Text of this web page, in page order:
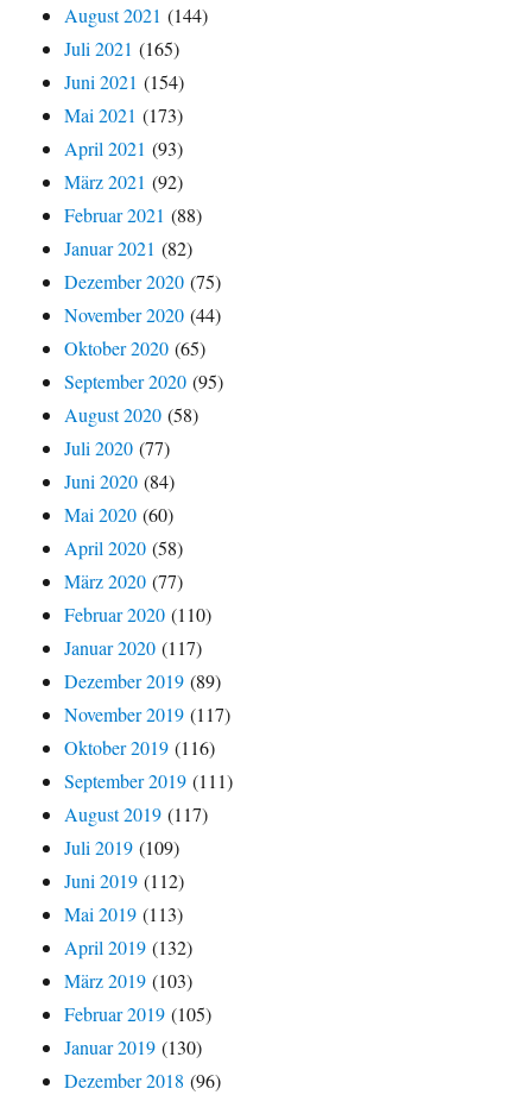
August 2021 (144)
Juli 2021 (165)
Juni 2021 (154)
Mai 2021 (173)
April 2021 (93)
März 2021 (92)
Februar 2021 (88)
Januar 2021 (82)
Dezember 2020 (75)
November 2020 (44)
Oktober 2020 (65)
September 2020 (95)
August 2020 (58)
Juli 2020 (77)
Juni 2020 (84)
Mai 2020 (60)
April 2020 (58)
März 2020 (77)
Februar 2020 (110)
Januar 2020 (117)
Dezember 2019 (89)
November 2019 (117)
Oktober 2019 (116)
September 2019 (111)
August 2019 (117)
Juli 2019 (109)
Juni 2019 (112)
Mai 2019 (113)
April 2019 (132)
März 2019 (103)
Februar 2019 (105)
Januar 2019 (130)
Dezember 2018 (96)